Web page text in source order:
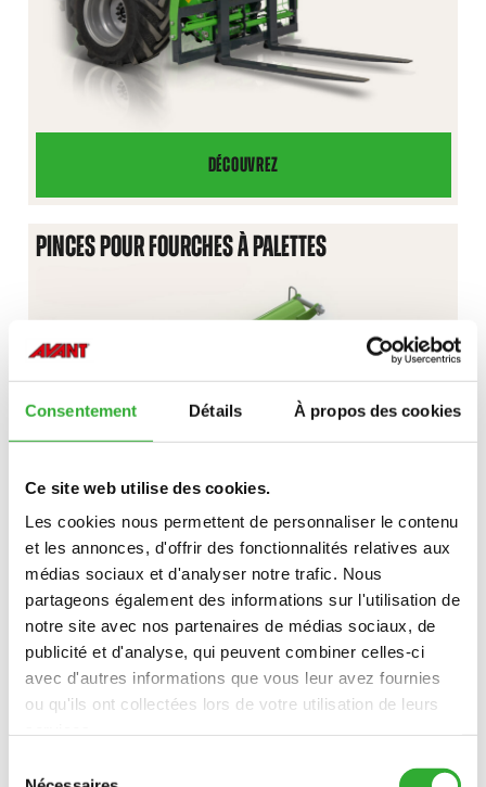
Consentement Détails À propos des cookies
Ce site web utilise des cookies.
Les cookies nous permettent de personnaliser le contenu
et les annonces, d'offrir des fonctionnalités relatives aux
médias sociaux et d'analyser notre trafic. Nous
partageons également des informations sur l'utilisation de
notre site avec nos partenaires de médias sociaux, de
publicité et d'analyse, qui peuvent combiner celles-ci
avec d'autres informations que vous leur avez fournies
ou qu'ils ont collectées lors de votre utilisation de leurs
DÉCOUVREZ
FOURCHE
À
PALETTES
AVEC
RÉGLAGE
HYDRAULIQUE
PINCES POUR FOURCHES À PALETTES
DÉCOUVREZ
PINCES
POUR
FOURCHES
À
PALETTES
PINCE À BOIS